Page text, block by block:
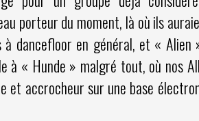
porteur du moment, là où ils
dancefloor en général, et «
à « Hunde » malgré tout, où nos
et accrocheur sur une base